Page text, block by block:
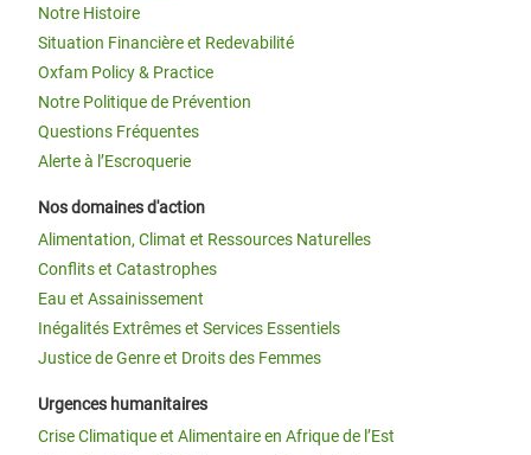
Notre Histoire
Situation Financière et Redevabilité
Oxfam Policy & Practice
Notre Politique de Prévention
Questions Fréquentes
Alerte à l’Escroquerie
Nos domaines d'action
Alimentation, Climat et Ressources Naturelles
Conflits et Catastrophes
Eau et Assainissement
Inégalités Extrêmes et Services Essentiels
Justice de Genre et Droits des Femmes
Urgences humanitaires
Crise Climatique et Alimentaire en Afrique de l’Est